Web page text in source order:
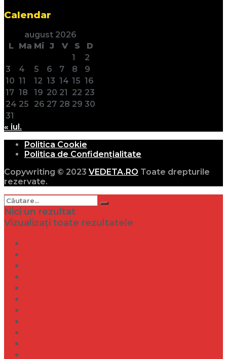
Calendar
august 2026
L Ma Mi J V S
D
1
2
3
4 5 6 7 8
9
10 11 12 13 14 15 16
17 18 19 20 21 22 23
24 25 26 27 28 29 30
31
« iul.
Politica Cookie
Politica de Confidențialitate
Copywriting © 2023 VEDETA.RO Toate drepturile
rezervate.
Nici un rezultat
Vizualizați toate rezultatele